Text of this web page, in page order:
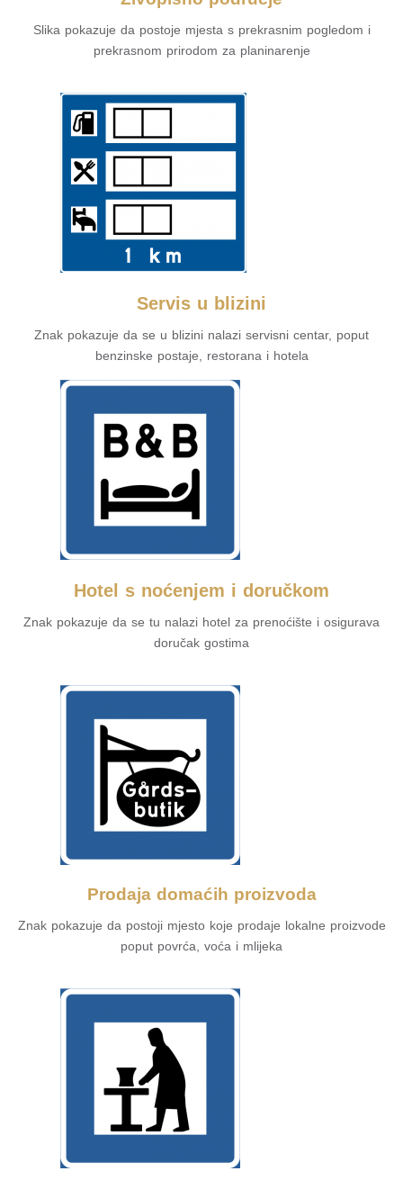
Slika pokazuje da postoje mjesta s prekrasnim pogledom i
prekrasnom prirodom za planinarenje
Servis u blizini
Znak pokazuje da se u blizini nalazi servisni centar, poput
benzinske postaje, restorana i hotela
Hotel s noćenjem i doručkom
Znak pokazuje da se tu nalazi hotel za prenoćište i osigurava
doručak gostima
Prodaja domaćih proizvoda
Znak pokazuje da postoji mjesto koje prodaje lokalne proizvode
poput povrća, voća i mlijeka